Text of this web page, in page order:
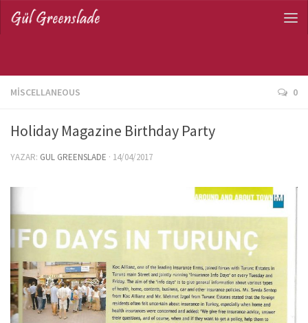
MISCELLANEOUS 0
Holiday Magazine Birthday Party
YAZAR: GUL GREENSLADE · 14/04/2017